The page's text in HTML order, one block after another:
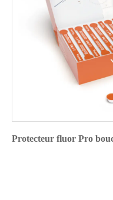
Protecteur fluor Pro